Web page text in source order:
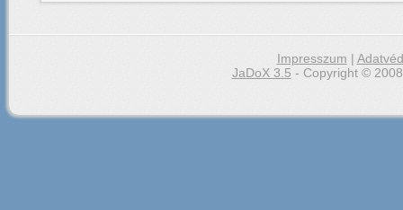
Impresszum |
JaDoX 3.5 - Copyright ©